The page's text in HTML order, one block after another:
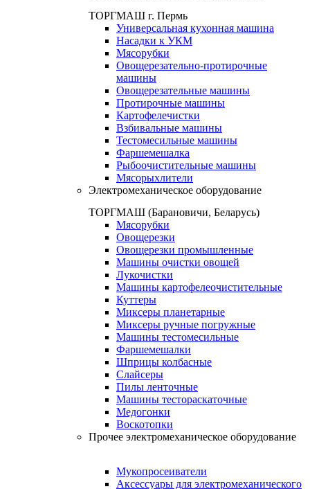
ТОРГМАШ г. Пермь
Универсальная кухонная машина
Насадки к УКМ
Мясорубки
Овощерезательно-протирочные
машины
Овощерезательные машины
Протирочные машины
Картофелечистки
Взбивальные машины
Тестомесильные машины
Фаршемешалка
Рыбоочистительные машины
Мясорыхлители
Электромеханическое оборудование
ТОРГМАШ (Барановичи, Беларусь)
Мясорубки
Овощерезки
Овощерезки промышленные
Машины очистки овощей
Лукочистки
Машины картофелеочистительные
Куттеры
Миксеры планетарные
Миксеры ручные погружные
Машины тестомесильные
Фаршемешалки
Шприцы колбасные
Слайсеры
Пилы ленточные
Машины тестораскаточные
Медогонки
Воскотопки
Прочее электромеханическое оборудование
Мукопросеиватели
Аксессуары для электромеханического